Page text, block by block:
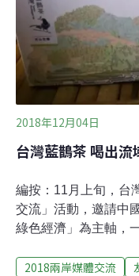
機構和項目，看上去
是一個屋頂、十幾片
2018年12月04日
台灣藍鵲茶 喝出流
編按：11月上旬，台
交流」活動，邀請中
綠色經濟」為主軸，
邀請中國媒體記者，
2018兩岸媒體交流